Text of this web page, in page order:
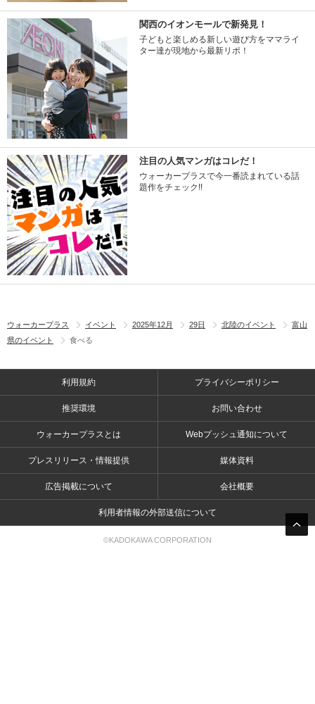
関西のイオンモールで新発見！
子どもと楽しめる新しい遊び方をママライ
ター達が現地から最新リポ！
注目の人気マンガはコレだ！
ウォーカープラスで今一番読まれている話
題作をチェック!!
ウォーカープラス イベント 2025年12月 29日 北陸のイベント
富山
県のイベント
食べる
利用規約 プライバシーポリシー
推奨環境 お問い合わせ
ウォーカープラスとは Webプッシュ通知について
プレスリリース・情報提供 媒体資料
広告掲載について 会社概要
利用者情報の外部送信について
©KADOKAWA CORPORATION